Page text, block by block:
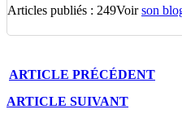
Articles publiés : 249Voirson
ARTICLE PRÉCÉDENT
ARTICLE SUIVANT